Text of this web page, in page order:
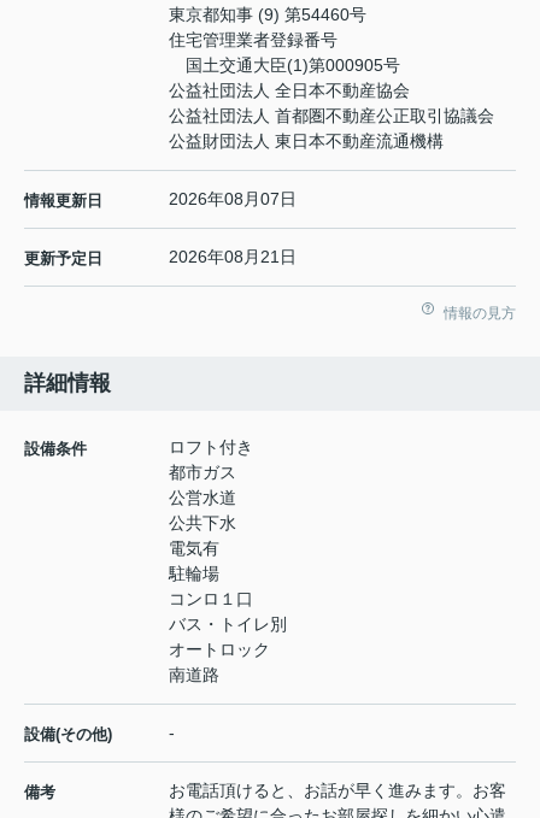
東京都知事 (9) 第54460号
住宅管理業者登録番号
国土交通大臣(1)第000905号
公益社団法人 全日本不動産協会
公益社団法人 首都圏不動産公正取引協議会
公益財団法人 東日本不動産流通機構
情報更新日 2026年08月07日
更新予定日 2026年08月21日
情報の見方
詳細情報
設備条件
ロフト付き
都市ガス
公営水道
公共下水
電気有
駐輪場
コンロ１口
バス・トイレ別
オートロック
南道路
設備(その他) -
備考
お電話頂けると、お話が早く進みます。お客